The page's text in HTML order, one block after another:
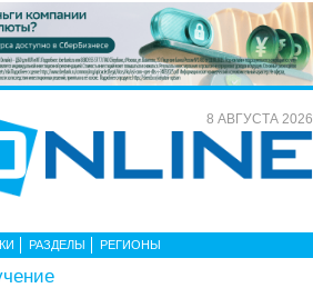
8 АВГУСТА 2026
РАЗДЕЛЫ РЕГИОНЫ